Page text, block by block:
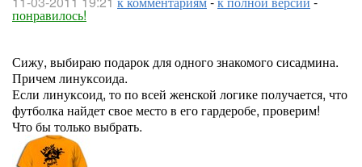
понравилось!
Сижу, выбираю подарок для одного знакомого сисадмина.
Причем линуксоида.
Если линуксоид, то по всей женской логике получается, что
футболка найдет свое место в его гардеробе, проверим!
Что бы только выбрать.